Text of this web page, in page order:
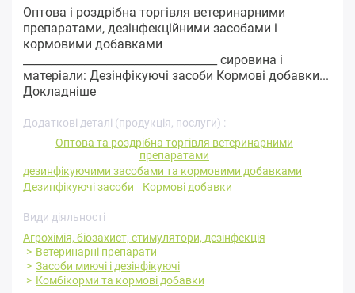
Оптова і роздрібна торгівля ветеринарними
препаратами, дезінфекційними засобами і
кормовими добавками
___________________________________ сировина і
матеріали: Дезінфікуючі засоби Кормові добавки...
Докладніше
Додаткові деталі (продукція, послуги) :
Оптова та роздрібна торгівля ветеринарними
препаратами
дезинфікуючими засобами та кормовими добавками
Дезинфікуючі засоби
Кормові добавки
Види діяльності
Агрохімія, біозахист, стимулятори, дезінфекція
Ветеринарні препарати
Засоби миючі і дезінфікуючі
Комбікорми та кормові добавки